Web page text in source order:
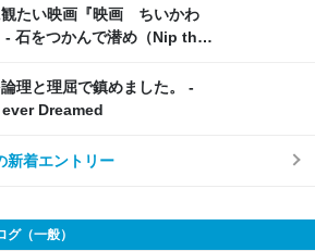
と - 失われた世界を探して
観たい映画『映画 ちいかわ
- 石をつかんで潜め（Nip the
理と理屈で鎮めました。 -
Dreamed
新着エントリー
（一般）